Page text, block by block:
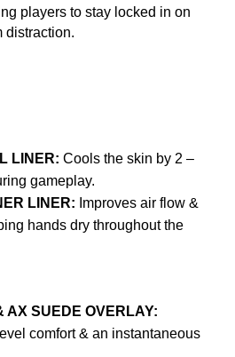
players to stay locked in on
distraction.
LINER: Cools the skin by 2 –
gameplay.
LINER: Improves air flow &
hands dry throughout the
AX SUEDE OVERLAY:
comfort & an instantaneous